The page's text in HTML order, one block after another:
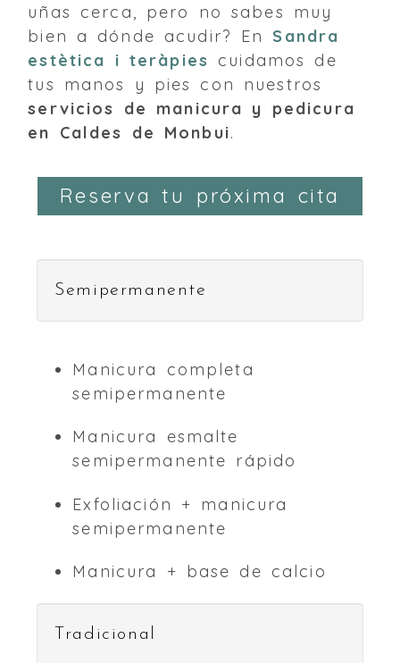
uñas cerca, pero no sabes muy
bien a dónde acudir? En Sandra
estètica i teràpies
cuidamos de
tus manos y pies con nuestros
servicios de manicura y pedicura
en Caldes de Monbui.
Reserva tu próxima cita
Semipermanente
Manicura completa
semipermanente
Manicura esmalte
semipermanente rápido
Exfoliación + manicura
semipermanente
Manicura + base de calcio
Tradicional